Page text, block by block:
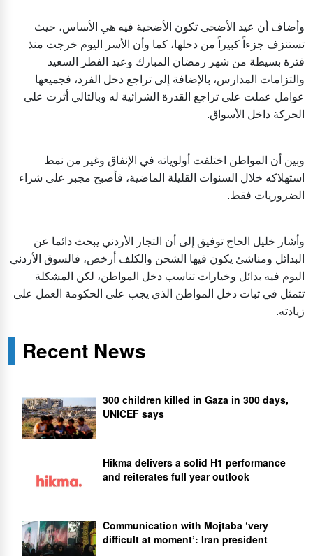
وأضاف أن عيد الأضحى تكون الأضحية فيه هي الأساس، حيث
تستنزف جزءاً كبيراً من دخلها، كما وأن الأسر اليوم خرجت منذ
فترة بسيطة من شهر رمضان المبارك وعيد الفطر السعيد
والتزامات المدارس، بالإضافة إلى تراجع دخل الفرد، فجميعها
عوامل عملت على تراجع القدرة الشرائية له وبالتالي أثرت على
الحركة داخل الأسواق.
وبين أن المواطن اختلفت أولوياته في الإنفاق وغير من نمط
استهلاكه خلال السنوات القليلة الماضية، فأصبح مجبر على شراء
الضروريات فقط.
وأشار خليل الحاج توفيق إلى أن التجار الأردني يبحث دائما عن
البدائل ومناشئ يكون فيها الشحن والكلف أرخص، فالسوق الأردني
اليوم فيه بدائل وخيارات تناسب دخل المواطن، لكن المشكلة
تتمثل في ثبات دخل المواطن الذي يجب على الحكومة العمل على
زيادته.
Recent News
300 children killed in Gaza in 300 days,
UNICEF says
Hikma delivers a solid H1 performance
and reiterates full year outlook
Communication with Mojtaba ‘very
difficult at moment’: Iran president